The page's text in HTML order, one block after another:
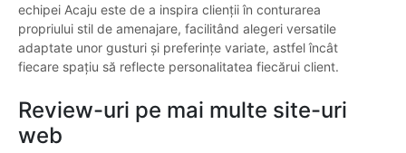
echipei Acaju este de a inspira clienții în conturarea
propriului stil de amenajare, facilitând alegeri versatile
adaptate unor gusturi și preferințe variate, astfel încât
fiecare spațiu să reflecte personalitatea fiecărui client.
Review-uri pe mai multe site-uri
web